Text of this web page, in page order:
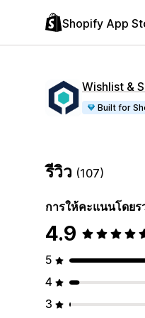
Shopify App
Wishlist &
Built for
รีวิว (107)
การให้คะแนนโดยร
4.9
5
4
3